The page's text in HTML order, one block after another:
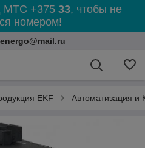
МТС +375 33, чтобы не
номером!
EKF Автоматизация и